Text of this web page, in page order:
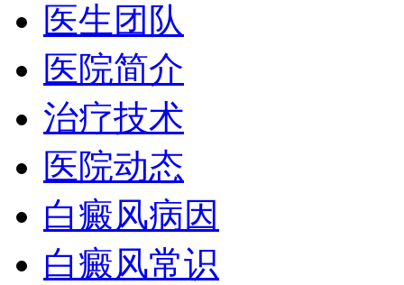
医生团队
医院简介
治疗技术
医院动态
白癜风病因
白癜风常识